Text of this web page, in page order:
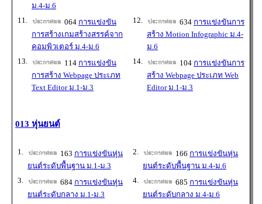
ม.4-ม.6
11. 064 การแข่งขัน
การสร้างเกมสร้างสรรค์จาก
คอมพิวเตอร์ ม.4-ม.6
12. 634 การแข่งขันการ
สร้าง Motion Infographic ม.4-
ม.6
13.
114 การแข่งขัน
การสร้าง Webpage ประเภท
Text Editor ม.1-ม.3
14. 104 การแข่งขันการ
สร้าง Webpage ประเภท Web
Editor ม.1-ม.3
013 หุ่นยนต์
1. 163 การแข่งขันหุ่น
ยนต์ระดับพื้นฐาน ม.1-ม.3
2. 166 การแข่งขันหุ่น
ยนต์ระดับพื้นฐาน ม.4-ม.6
3.
684 การแข่งขันหุ่น
ยนต์ระดับกลาง ม.1-ม.3
4. 685 การแข่งขันหุ่น
ยนต์ระดับกลาง ม.4-ม.6